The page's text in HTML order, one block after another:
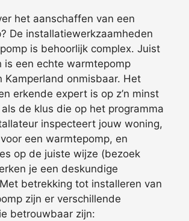
het aanschaffen van een
De installatiewerkzaamheden
is behoorlijk complex. Juist
is een echte warmtepomp
Kamperland onmisbaar. Het
erkende expert is op z’n minst
de klus die op het programma
inspecteert jouw woning,
een warmtepomp, en
op de juiste wijze (bezoek
je een deskundige
betrekking tot installeren van
zijn er verschillende
betrouwbaar zijn: